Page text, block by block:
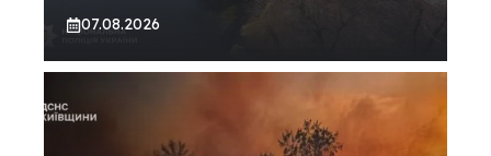
07.08.2026